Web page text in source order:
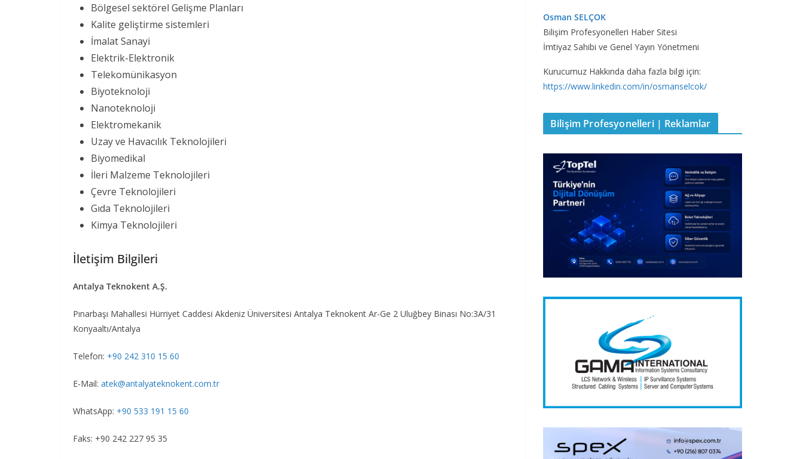
Bölgesel sektörel Gelişme Planları
Kalite geliştirme sistemleri
İmalat Sanayi
Elektrik-Elektronik
Telekomünikasyon
Biyoteknoloji
Nanoteknoloji
Elektromekanik
Uzay ve Havacılık Teknolojileri
Biyomedikal
İleri Malzeme Teknolojileri
Çevre Teknolojileri
Gıda Teknolojileri
Kimya Teknolojileri
İletişim Bilgileri
Antalya Teknokent A.Ş.
Pınarbaşı Mahallesi Hürriyet Caddesi Akdeniz Üniversitesi Antalya Teknokent Ar-Ge 2 Uluğbey Binası No:3A/31
Konyaaltı/Antalya
Telefon: +90 242 310 15 60
E-Mail: atek@antalyateknokent.com.tr
WhatsApp: +90 533 191 15 60
Faks: +90 242 227 95 35
Osman SELÇOK
Bilişim Profesyonelleri Haber Sitesi
İmtiyaz Sahibi ve Genel Yayın Yönetmeni
Kurucumuz Hakkında daha fazla bilgi için:
https://www.linkedin.com/in/osmanselcok/
Bilişim Profesyonelleri | Reklamlar